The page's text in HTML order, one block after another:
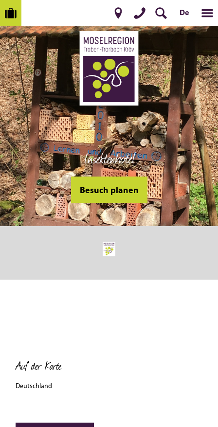
De
Insektenhotel
Besuch planen
Auf der Karte
Deutschland